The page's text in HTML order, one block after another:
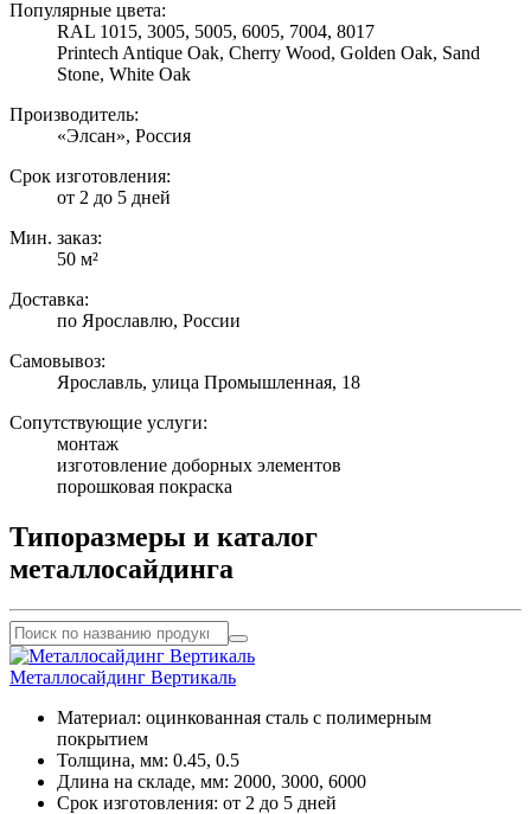
Популярные цвета:
RAL 1015, 3005, 5005, 6005, 7004, 8017
Printech Antique Oak, Cherry Wood, Golden Oak, Sand
Stone, White Oak
Производитель:
«Элсан», Россия
Срок изготовления:
от 2 до 5 дней
Мин. заказ:
50 м²
Доставка:
по Ярославлю, России
Самовывоз:
Ярославль, улица Промышленная, 18
Сопутствующие услуги:
монтаж
изготовление доборных элементов
порошковая покраска
Типоразмеры и каталог
металлосайдинга
Металлосайдинг Вертикаль
Материал: оцинкованная сталь с полимерным
покрытием
Толщина, мм: 0.45, 0.5
Длина на складе, мм: 2000, 3000, 6000
Срок изготовления: от 2 до 5 дней